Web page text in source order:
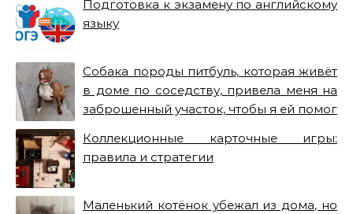
Подготовка к экзамену по английскому
языку
Собака породы питбуль, которая живёт
в доме по соседству, привела меня на
заброшенный участок, чтобы я ей помог
Коллекционные карточные игры:
правила и стратегии
Маленький котёнок убежал из дома, но